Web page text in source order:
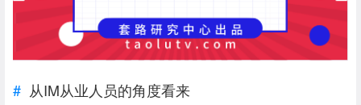
从IM从业人员的角度看来